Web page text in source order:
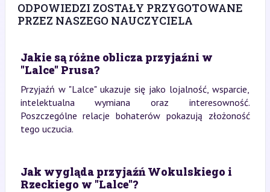
ODPOWIEDZI ZOSTAŁY PRZYGOTOWANE
PRZEZ NASZEGO NAUCZYCIELA
Jakie są różne oblicza przyjaźni w
"Lalce" Prusa?
Przyjaźń w "Lalce" ukazuje się jako lojalność, wsparcie,
intelektualna wymiana oraz interesowność.
Poszczególne relacje bohaterów pokazują złożoność
tego uczucia.
Jak wygląda przyjaźń Wokulskiego i
Rzeckiego w "Lalce"?